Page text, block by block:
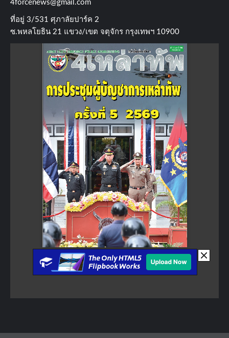
4forcenews@gmail.com
ที่อยู่​ 3/531​ ศุภาลัยปาร์ค​ 2
ซ.พหลโยธิน​ 21​ แขวง/เขต​ จตุจักร​ กรุงเทพฯ 10900